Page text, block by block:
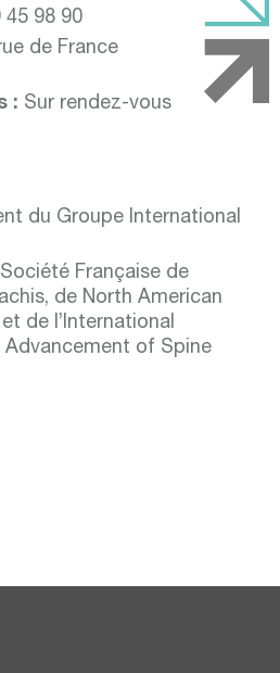
45 98 90
de France
: Sur rendez-vous
du Groupe International
Française de
de North American
de l’International
of Spine